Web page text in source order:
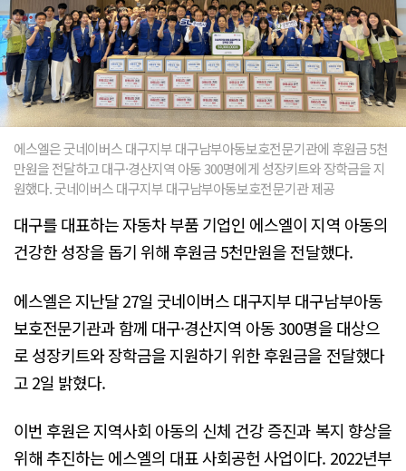
에스엘은 굿네이버스 대구지부 대구남부아동보호전문기관에 후원금 5천
만원을 전달하고 대구·경산지역 아동 300명에게 성장키트와 장학금을 지
원했다. 굿네이버스 대구지부 대구남부아동보호전문기관 제공
대구를 대표하는 자동차 부품 기업인 에스엘이 지역 아동의
건강한 성장을 돕기 위해 후원금 5천만원을 전달했다.
에스엘은 지난달 27일 굿네이버스 대구지부 대구남부아동
보호전문기관과 함께 대구·경산지역 아동 300명을 대상으
로 성장키트와 장학금을 지원하기 위한 후원금을 전달했다
고 2일 밝혔다.
이번 후원은 지역사회 아동의 신체 건강 증진과 복지 향상을
위해 추진하는 에스엘의 대표 사회공헌 사업이다. 2022년부